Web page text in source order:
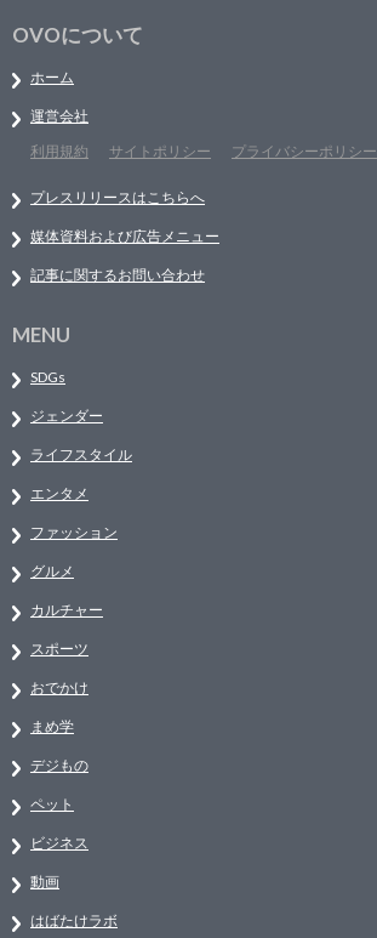
OVOについて
ホーム
運営会社
利用規約
サイトポリシー プライバシーポリシー
プレスリリースはこちらへ
媒体資料および広告メニュー
記事に関するお問い合わせ
MENU
SDGs
ジェンダー
ライフスタイル
エンタメ
ファッション
グルメ
カルチャー
スポーツ
おでかけ
まめ学
デジもの
ペット
ビジネス
動画
はばたけラボ